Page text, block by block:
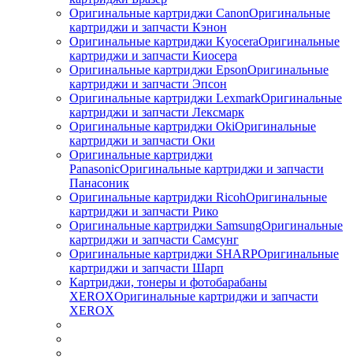
Оригинальные картриджи CanonОригинальные
картриджи и запчасти Кэнон
Оригинальные картриджи KyoceraОригинальные
картриджи и запчасти Киосера
Оригинальные картриджи EpsonОригинальные
картриджи и запчасти Эпсон
Оригинальные картриджи LexmarkОригинальные
картриджи и запчасти Лексмарк
Оригинальные картриджи ОkiОригинальные
картриджи и запчасти Оки
Оригинальные картриджи
PanasonicОригинальные картриджи и запчасти
Панасоник
Оригинальные картриджи RicohОригинальные
картриджи и запчасти Рико
Оригинальные картриджи SamsungОригинальные
картриджи и запчасти Самсунг
Оригинальные картриджи SHARPОригинальные
картриджи и запчасти Шарп
Картриджи, тонеры и фотобарабаны
XEROXОригинальные картриджи и запчасти
XEROX